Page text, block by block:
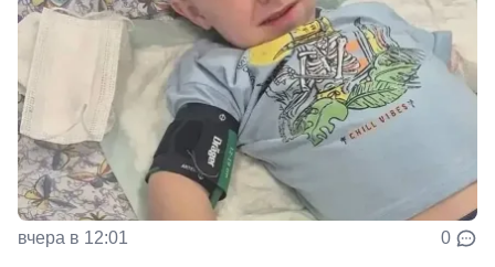
вчера в 12:01 0